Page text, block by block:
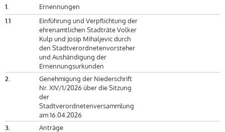
1.
Ernennungen
1.1
Einführung und Verpflichtung der
ehrenamtlichen Stadträte Volker
Kulp und Josip Mihaljevic durch
den Stadtverordnetenvorsteher
und Aushändigung der
Ernennungsurkunden
2.
Genehmigung der Niederschrift
Nr. XIV/1/2026 über die Sitzung
der
Stadtverordnetenversammlung
am 16.04.2026
3.
Anträge